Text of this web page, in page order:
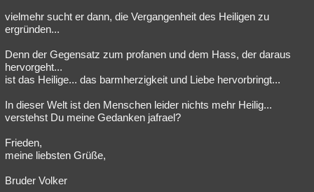
vielmehr sucht er dann, die Vergangenheit des Heiligen zu
ergründen...
Denn der Gegensatz zum profanen und dem Hass, der daraus
hervorgeht...
ist das Heilige... das barmherzigkeit und Liebe hervorbringt...
In dieser Welt ist den Menschen leider nichts mehr Heilig...
verstehst Du meine Gedanken jafrael?
Frieden,
meine liebsten Grüße,
Bruder Volker